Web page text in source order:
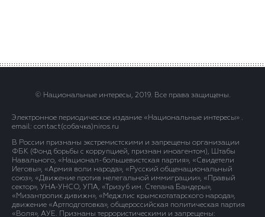
© Национальные интересы, 2019. Все права защищены.
Электронное периодическое издание «Национальные интересы» .
email: contact(сoбaчка)niros.ru
В России признаны экстремистскими и запрещены организации
ФБК (Фонд борьбы с коррупцией, признан иноагентом), Штабы
Навального, «Национал-большевистская партия», «Свидетели
Иеговы», «Армия воли народа», «Русский общенациональный
союз», «Движение против нелегальной иммиграции», «Правый
сектор», УНА-УНСО, УПА, «Тризуб им. Степана Бандеры»,
«Мизантропик дивижн», «Меджлис крымскотатарского народа»,
движение «Артподготовка», общероссийская политическая партия
«Воля», АУЕ. Признаны террористическими и запрещены: